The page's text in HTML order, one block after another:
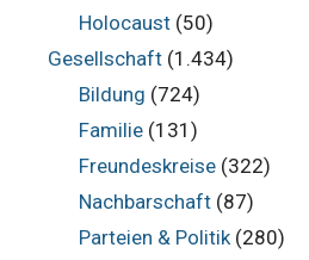
Holocaust(50)
Gesellschaft (1.434)
Bildung (724)
Familie(131)
Freundeskreise(322)
Nachbarschaft(87)
Parteien & Politik(280)